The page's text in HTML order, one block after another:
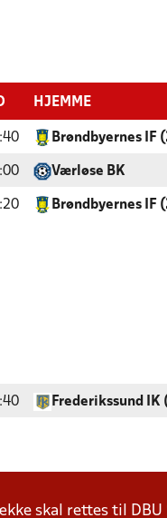
HJEMME
Brøndbyernes IF
Værløse BK
Brøndbyernes IF
Frederikssund IK
skal rettes til